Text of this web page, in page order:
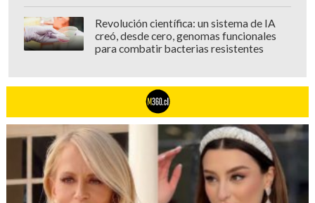
Revolución científica: un sistema de IA
creó, desde cero, genomas funcionales
para combatir bacterias resistentes